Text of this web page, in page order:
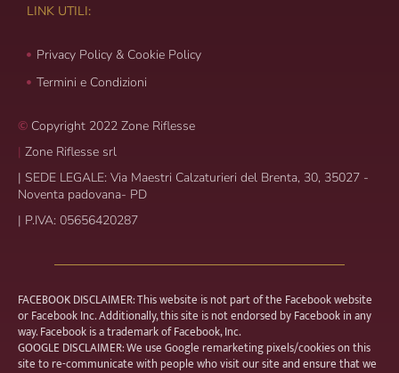
LINK UTILI:
Privacy Policy & Cookie Policy
Termini e Condizioni
© Copyright 2022 Zone Riflesse
| Zone Riflesse srl
| SEDE LEGALE: Via Maestri Calzaturieri del Brenta, 30, 35027 -
Noventa padovana- PD
| P.IVA: 05656420287
FACEBOOK DISCLAIMER: This website is not part of the Facebook website
or Facebook Inc. Additionally, this site is not endorsed by Facebook in any
way. Facebook is a trademark of Facebook, Inc.
GOOGLE DISCLAIMER: We use Google remarketing pixels/cookies on this
site to re-communicate with people who visit our site and ensure that we